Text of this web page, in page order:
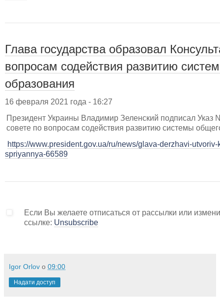
Глава государства образовал
вопросам содействия развитию
образования
16 февраля 2021 года - 16:27
Президент Украины Владимир Зеленский подписал Указ
совете по вопросам содействия развитию системы
https://www.president.gov.ua/ru/news/glava-derzhavi-
spriyannya-66589
Если Вы желаете отписаться от рассылки или
ссылке: Unsubscribe
Igor Orlov о 09:00
Надати доступ